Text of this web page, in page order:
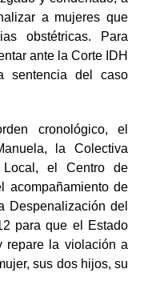
y condenado, a
a mujeres que
obstétricas. Para
ante la Corte IDH
sentencia del caso
cronológico, el
la Colectiva
el Centro de
acompañamiento de
Despenalización del
para que el Estado
repare la violación a
sus dos hijos, su